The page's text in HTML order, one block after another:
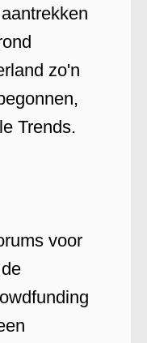
zo'n
Trends.
voor